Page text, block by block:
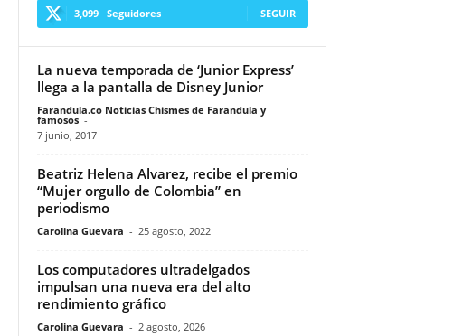
3,099 Seguidores SEGUIR
La nueva temporada de ‘Junior Express’
llega a la pantalla de Disney Junior
Farandula.co Noticias Chismes de Farandula y
famosos -
7 junio, 2017
Beatriz Helena Alvarez, recibe el premio
“Mujer orgullo de Colombia” en
periodismo
Carolina Guevara - 25 agosto, 2022
Los computadores ultradelgados
impulsan una nueva era del alto
rendimiento gráfico
Carolina Guevara - 2 agosto, 2026